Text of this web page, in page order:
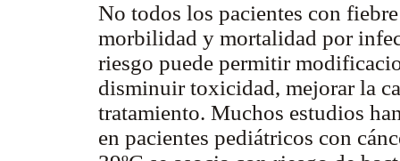
No todos los pacientes con
morbilidad y mortalidad por
riesgo puede permitir
disminuir toxicidad, mejorar la
tratamiento. Muchos estudios
en pacientes pediátricos con